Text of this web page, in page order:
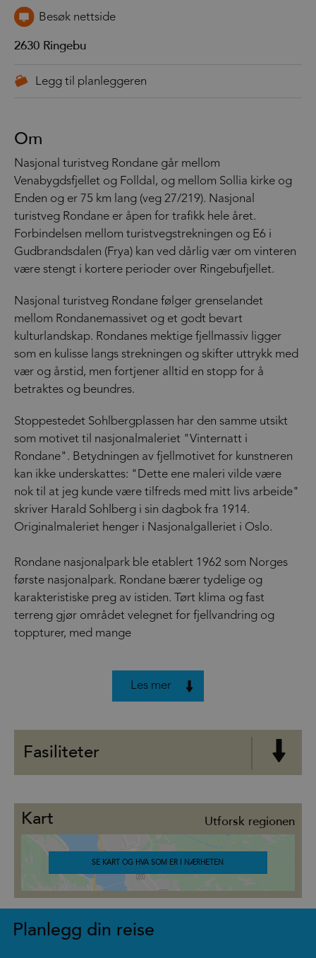
Besøk nettside
2630 Ringebu
Om
Nasjonal turistveg Rondane går mellom
Venabygdsfjellet og Folldal, og mellom Sollia kirke og
Enden og er 75 km lang (veg 27/219). Nasjonal
turistveg Rondane er åpen for trafikk hele året.
Forbindelsen mellom turistvegstrekningen og E6 i
Gudbrandsdalen (Frya) kan ved dårlig vær om vinteren
være stengt i kortere perioder over Ringebufjellet.
Nasjonal turistveg Rondane følger grenselandet
mellom Rondanemassivet og et godt bevart
kulturlandskap. Rondanes mektige fjellmassiv ligger
som en kulisse langs strekningen og skifter uttrykk med
vær og årstid, men fortjener alltid en stopp for å
betraktes og beundres.
Stoppestedet Sohlbergplassen har den samme utsikt
som motivet til nasjonalmaleriet "Vinternatt i
Rondane". Betydningen av fjellmotivet for kunstneren
kan ikke underskattes: "Dette ene maleri vilde være
nok til at jeg kunde være tilfreds med mitt livs arbeide"
skriver Harald Sohlberg i sin dagbok fra 1914.
Originalmaleriet henger i Nasjonalgalleriet i Oslo.
Rondane nasjonalpark ble etablert 1962 som Norges
første nasjonalpark. Rondane bærer tydelige og
karakteristiske preg av istiden. Tørt klima og fast
terreng gjør området velegnet for fjellvandring og
toppturer, med mange
Les mer
Fasiliteter
Kart Utforsk regionen
SE KART OG HVA SOM ER I NÆRHETEN
Planlegg din reise